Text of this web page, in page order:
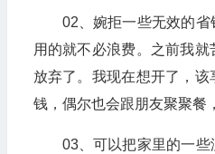
02、婉拒一些无效的
用的就不必浪费。之前我
放弃了。我现在想开了，
钱，偶尔也会跟朋友聚聚餐
03、可以把家里的一